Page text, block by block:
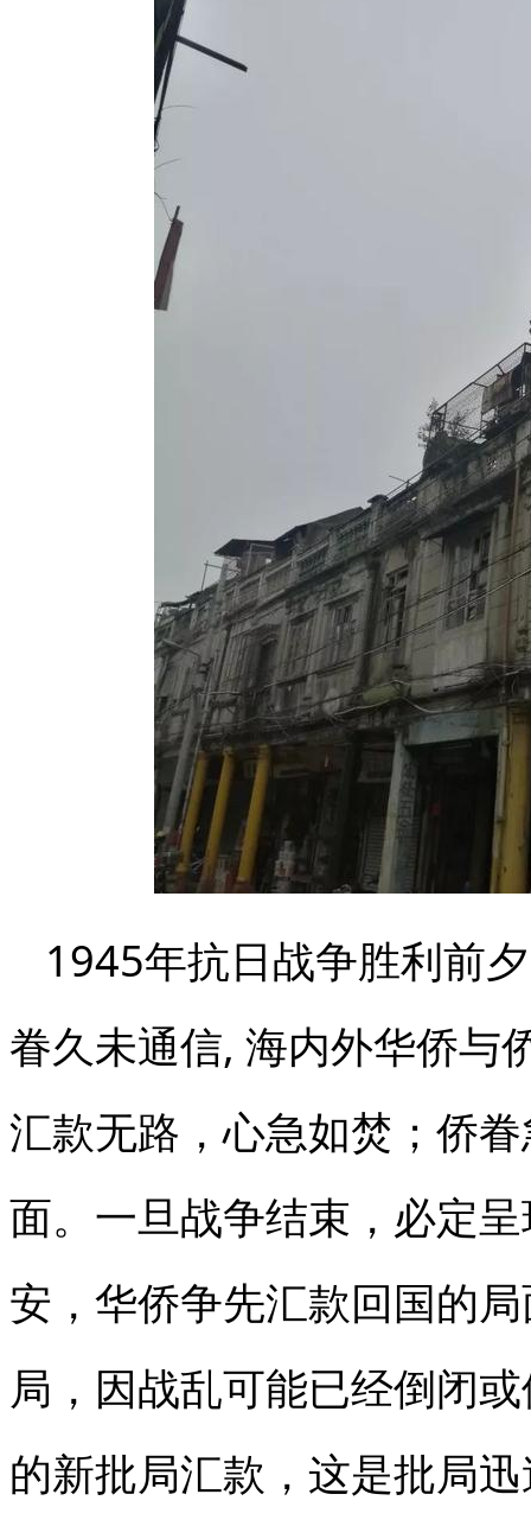
1945年抗日战争胜利前
眷久未通信, 海内外华侨与
汇款无路，心急如焚；侨
面。一旦战争结束，必定
安，华侨争先汇款回国的
局，因战乱可能已经倒闭
的新批局汇款，这是批局